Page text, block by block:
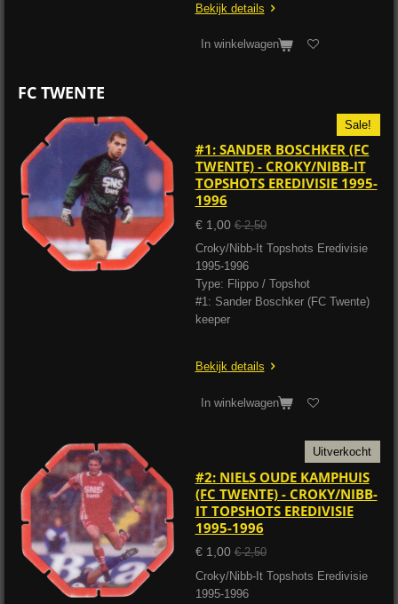
Bekijk details
In winkelwagen
FC TWENTE
Sale!
#1: SANDER BOSCHKER (FC
TWENTE) - CROKY/NIBB-IT
TOPSHOTS EREDIVISIE 1995-
1996
€ 1,00 € 2,50
Croky/Nibb-It Topshots Eredivisie
1995-1996
Type: Flippo / Topshot
#1: Sander Boschker (FC Twente)
keeper
Bekijk details
In winkelwagen
Uitverkocht
#2: NIELS OUDE KAMPHUIS
(FC TWENTE) - CROKY/NIBB-
IT TOPSHOTS EREDIVISIE
1995-1996
€ 1,00 € 2,50
Croky/Nibb-It Topshots Eredivisie
1995-1996